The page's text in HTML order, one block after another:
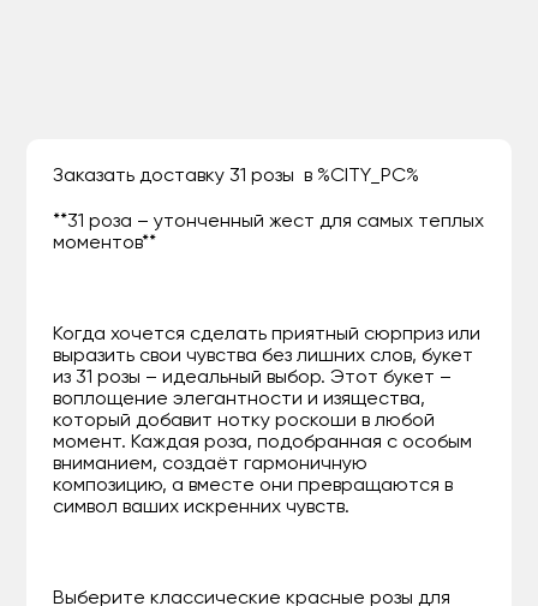
Заказать доставку 31 розы в %CITY_PC%
**31 роза – утонченный жест для самых теплых
моментов**
Когда хочется сделать приятный сюрприз или
выразить свои чувства без лишних слов, букет
из 31 розы – идеальный выбор. Этот букет –
воплощение элегантности и изящества,
который добавит нотку роскоши в любой
момент. Каждая роза, подобранная с особым
вниманием, создаёт гармоничную
композицию, а вместе они превращаются в
символ ваших искренних чувств.
Выберите классические красные розы для